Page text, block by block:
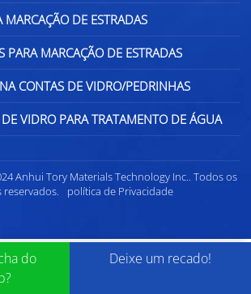
DE ESTRADAS
PARA MARCAÇÃO DE ESTRADAS
CONTAS DE VIDRO/PEDRINHAS
VIDRO PARA TRATAMENTO DE ÁGUA
Anhui Tory Materials Technology Inc.. Todos os
reservados.
política de Privacidade
do
Deixe um recado!